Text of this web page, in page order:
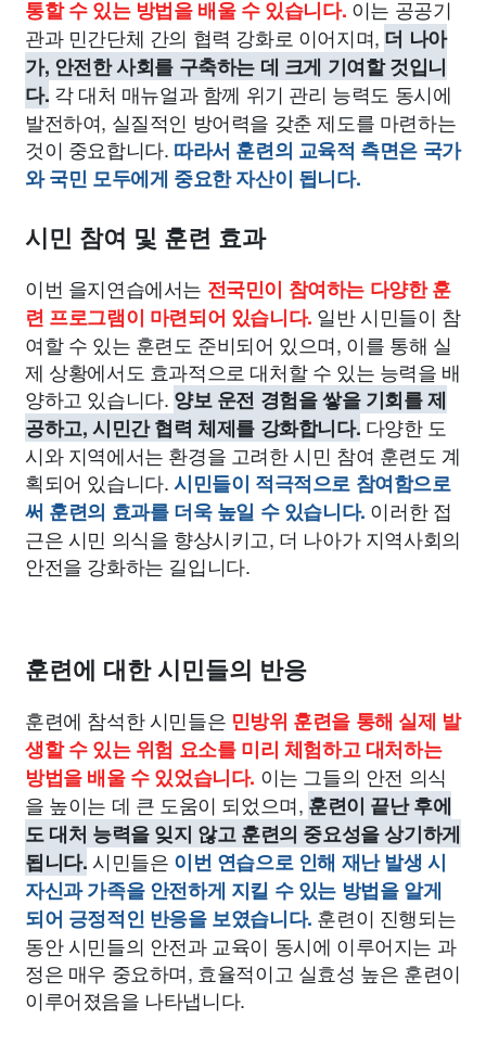
통할 수 있는 방법을 배울 수 있습니다. 이는 공공기
관과 민간단체 간의 협력 강화로 이어지며, 더 나아
가, 안전한 사회를 구축하는 데 크게 기여할 것입니
다. 각 대처 매뉴얼과 함께 위기 관리 능력도 동시에
발전하여, 실질적인 방어력을 갖춘 제도를 마련하는
것이 중요합니다. 따라서 훈련의 교육적 측면은 국가
와 국민 모두에게 중요한 자산이 됩니다.
시민 참여 및 훈련 효과
이번 을지연습에서는 전국민이 참여하는 다양한 훈
련 프로그램이 마련되어 있습니다. 일반 시민들이 참
여할 수 있는 훈련도 준비되어 있으며, 이를 통해 실
제 상황에서도 효과적으로 대처할 수 있는 능력을 배
양하고 있습니다. 양보 운전 경험을 쌓을 기회를 제
공하고, 시민간 협력 체제를 강화합니다. 다양한 도
시와 지역에서는 환경을 고려한 시민 참여 훈련도 계
획되어 있습니다.시민들이 적극적으로 참여함으로
써 훈련의 효과를 더욱 높일 수 있습니다. 이러한 접
근은 시민 의식을 향상시키고, 더 나아가 지역사회의
안전을 강화하는 길입니다.
훈련에 대한 시민들의 반응
훈련에 참석한 시민들은 민방위 훈련을 통해 실제 발
생할 수 있는 위험 요소를 미리 체험하고 대처하는
방법을 배울 수 있었습니다. 이는 그들의 안전 의식
을 높이는 데 큰 도움이 되었으며, 훈련이 끝난 후에
도 대처 능력을 잊지 않고 훈련의 중요성을 상기하게
됩니다.시민들은 이번 연습으로 인해 재난 발생 시
자신과 가족을 안전하게 지킬 수 있는 방법을 알게
되어 긍정적인 반응을 보였습니다. 훈련이 진행되는
동안 시민들의 안전과 교육이 동시에 이루어지는 과
정은 매우 중요하며, 효율적이고 실효성 높은 훈련이
이루어졌음을 나타냅니다.